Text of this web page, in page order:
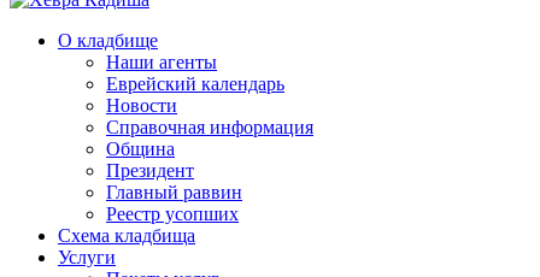
О кладбище
Наши агенты
Еврейский календарь
Новости
Справочная информация
Община
Президент
Главный раввин
Реестр усопших
Схема кладбища
Услуги